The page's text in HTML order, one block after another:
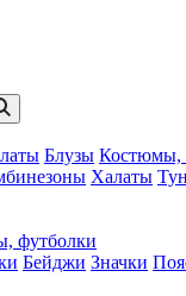
Блузы Костюмы,
Халаты
футболки
Бейджи Значки